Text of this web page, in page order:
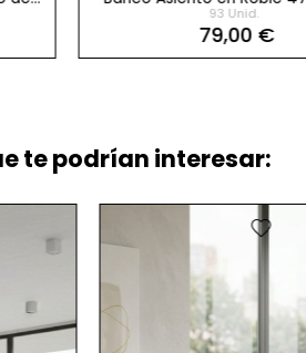
Doriam
93 Unid.
79,00 €
te podrían interesar:​